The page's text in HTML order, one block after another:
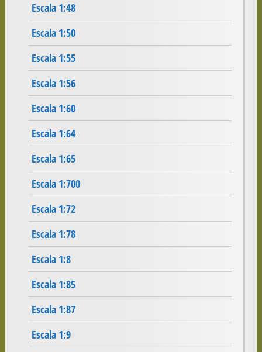
Escala 1:48
Escala 1:50
Escala 1:55
Escala 1:56
Escala 1:60
Escala 1:64
Escala 1:65
Escala 1:700
Escala 1:72
Escala 1:78
Escala 1:8
Escala 1:85
Escala 1:87
Escala 1:9